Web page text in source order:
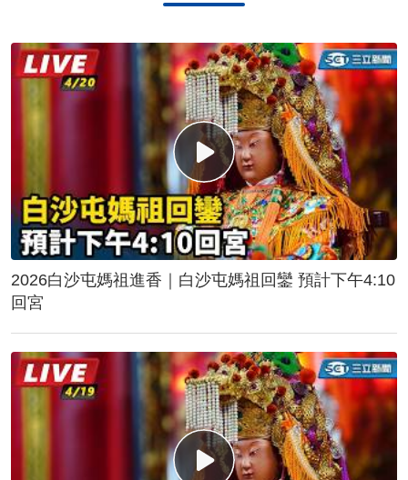
2026白沙屯媽祖進香｜白沙屯媽祖回鑾 預計下午4:10
回宮